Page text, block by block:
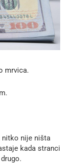
mrvica.
nitko nije ništa
kada stranci